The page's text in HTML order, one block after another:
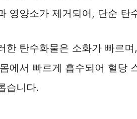
영양소가 제거되어, 단순 탄
한 탄수화물은 소화가 빠르
에서 빠르게 흡수되어 혈당
습니다.